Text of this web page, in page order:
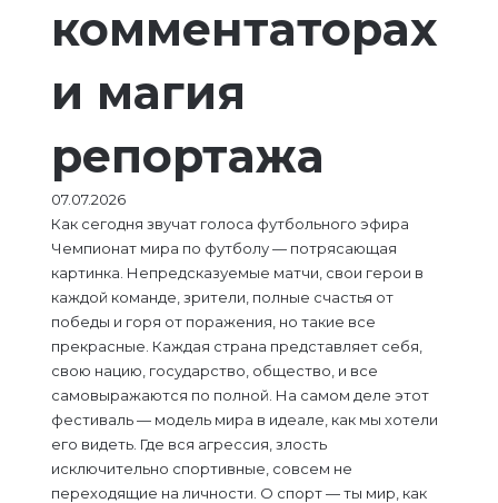
комментаторах
и магия
репортажа
07.07.2026
Как сегодня звучат голоса футбольного эфира
Чемпионат мира по футболу — потрясающая
картинка. Непредсказуемые матчи, свои герои в
каждой команде, зрители, полные счастья от
победы и горя от поражения, но такие все
прекрасные. Каждая страна представляет себя,
свою нацию, государство, общество, и все
самовыражаются по полной. На самом деле этот
фестиваль — модель мира в идеале, как мы хотели
его видеть. Где вся агрессия, злость
исключительно спортивные, совсем не
переходящие на личности. О спорт — ты мир, как